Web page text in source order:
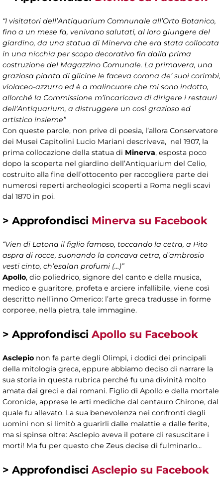
“I visitatori dell’Antiquarium Comnunale all’Orto Botanico,
fino a un mese fa, venivano salutati, al loro giungere del
giardino, da una statua di Minerva che era stata collocata
in una nicchia per scopo decorativo fin dalla prima
costruzione del Magazzino Comunale. La primavera, una
graziosa pianta di glicine le faceva corona de’ suoi corimbi,
violaceo-azzurro ed è a malincuore che mi sono indotto,
allorché la Commissione m’incaricava di dirigere i restauri
dell’Antiquarium, a distruggere un così grazioso ed
artistico insieme”
Con queste parole, non prive di poesia, l’allora Conservatore
dei Musei Capitolini Lucio Mariani descriveva, nel 1907, la
prima collocazione della statua di Minerva, esposta poco
dopo la scoperta nel giardino dell’Antiquarium del Celio,
costruito alla fine dell’ottocento per raccogliere parte dei
numerosi reperti archeologici scoperti a Roma negli scavi
dal 1870 in poi.
> Approfondisci Minerva su Facebook
“Vien di Latona il figlio famoso, toccando la cetra, a Pito
aspra di rocce, suonando la concava cetra, d’ambrosio
vesti cinto, ch’esalan profumi (…)”
Apollo, dio poliedrico, signore del canto e della musica,
medico e guaritore, profeta e arciere infallibile, viene così
descritto nell’inno Omerico: l’arte greca tradusse in forme
corporee, nella pietra, tale immagine.
> Approfondisci Apollo su Facebook
Asclepio non fa parte degli Olimpi, i dodici dei principali
della mitologia greca, eppure abbiamo deciso di narrare la
sua storia in questa rubrica perché fu una divinità molto
amata dai greci e dai romani. Figlio di Apollo e della mortale
Coronide, apprese le arti mediche dal centauro Chirone, dal
quale fu allevato. La sua benevolenza nei confronti degli
uomini non si limitò a guarirli dalle malattie e dalle ferite,
ma si spinse oltre: Asclepio aveva il potere di resuscitare i
morti! Ma fu per questo che Zeus decise di fulminarlo…
> Approfondisci Asclepio su Facebook